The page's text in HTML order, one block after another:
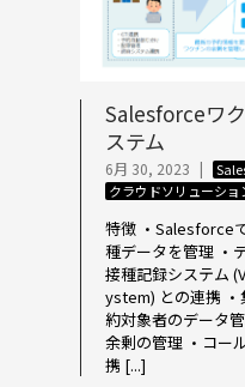
Salesforceワ
ステム
6月 30, 2023 |
クラウドソリューショ
特徴 ・Salesforce
種データを管理 ・
接種記録システム
ystem) との連携
約対象者のデータ
余剰の管理 ・コー
携 [...]